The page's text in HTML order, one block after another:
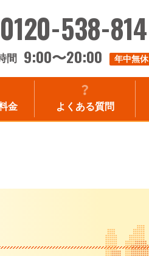
0120-538-814
間 9:00〜20:00 年中無休
金 よくある質問